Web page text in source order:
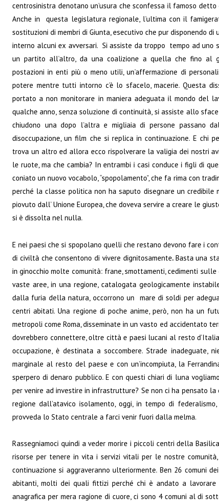
centrosinistra denotano un’usura che sconfessa il famoso detto
Anche in questa legislatura regionale, l’ultima con il
sostituzioni di membri di Giunta, esecutivo che pur disponendo
interno alcuni ex avversari. Si assiste da troppo tempo ad uno
un partito all’altro, da una coalizione a quella che fino al
postazioni in enti più o meno utili, un’affermazione di
potere mentre tutti intorno c’è lo sfacelo, macerie. Questa
portato a non monitorare in maniera adeguata il mondo del
qualche anno, senza soluzione di continuità, si assiste allo
chiudono una dopo l’altra e migliaia di persone passano
disoccupazione, un film che si replica in continuazione. E chi
trova un altro ed allora ecco rispolverare la valigia dei nostri
le ruote, ma che cambia? In entrambi i casi conduce i figli di
coniato un nuovo vocabolo, “spopolamento”, che fa rima con
perché la classe politica non ha saputo disegnare un credibile
piovuto dall’ Unione Europea, che doveva servire a creare le
si è dissolta nel nulla.
E nei paesi che si spopolano quelli che restano devono fare i
di civiltà che consentono di vivere dignitosamente. Basta una
in ginocchio molte comunità: frane, smottamenti, cedimenti
vaste aree, in una regione, catalogata geologicamente
dalla furia della natura, occorrono un mare di soldi per
centri abitati. Una regione di poche anime, però, non ha un
metropoli come Roma, disseminate in un vasto ed accidentato
dovrebbero connettere, oltre città e paesi lucani al resto
occupazione, è destinata a soccombere. Strade inadeguate,
marginale al resto del paese e con un’incompiuta, la
sperpero di denaro pubblico. E con questi chiari di luna
per venire ad investire in infrastrutture? Se non ci ha pensato
regione dall’atavico isolamento, oggi, in tempo di
provveda lo Stato centrale a farci venir fuori dalla melma.
Rassegniamoci quindi a veder morire i piccoli centri della
risorse per tenere in vita i servizi vitali per le nostre
continuazione si aggraveranno ulteriormente. Ben 26 comuni
abitanti, molti dei quali fittizi perché chi è andato a
anagrafica per mera ragione di cuore, ci sono 4 comuni al di